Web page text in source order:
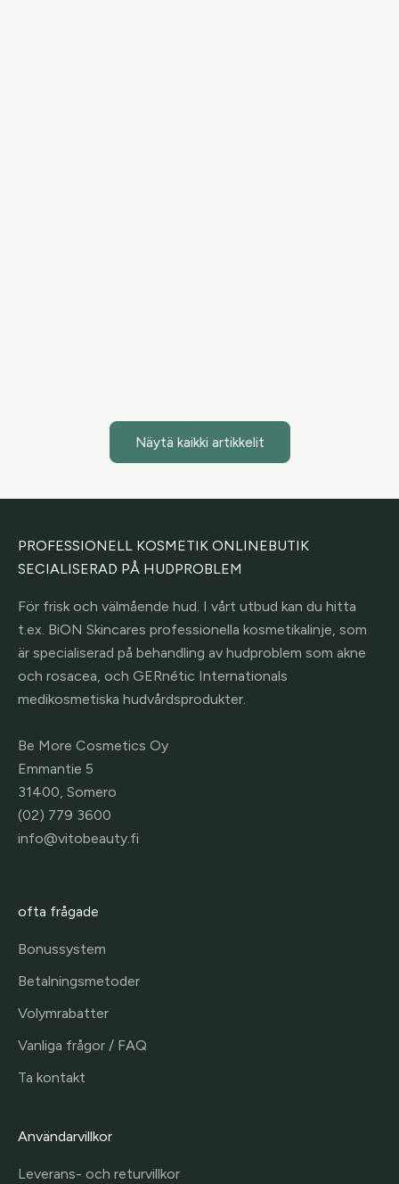
Näytä kaikki artikkelit
PROFESSIONELL KOSMETIK ONLINEBUTIK
SECIALISERAD PÅ HUDPROBLEM
För frisk och välmående hud. I vårt utbud kan du hitta
t.ex. BiON Skincares professionella kosmetikalinje, som
är specialiserad på behandling av hudproblem som akne
och rosacea, och GERnétic Internationals
medikosmetiska hudvårdsprodukter.
Be More Cosmetics Oy
Emmantie 5
31400, Somero
(02) 779 3600
info@vitobeauty.fi
ofta frågade
Bonussystem
Betalningsmetoder
Volymrabatter
Vanliga frågor / FAQ
Ta kontakt
Användarvillkor
Leverans- och returvillkor